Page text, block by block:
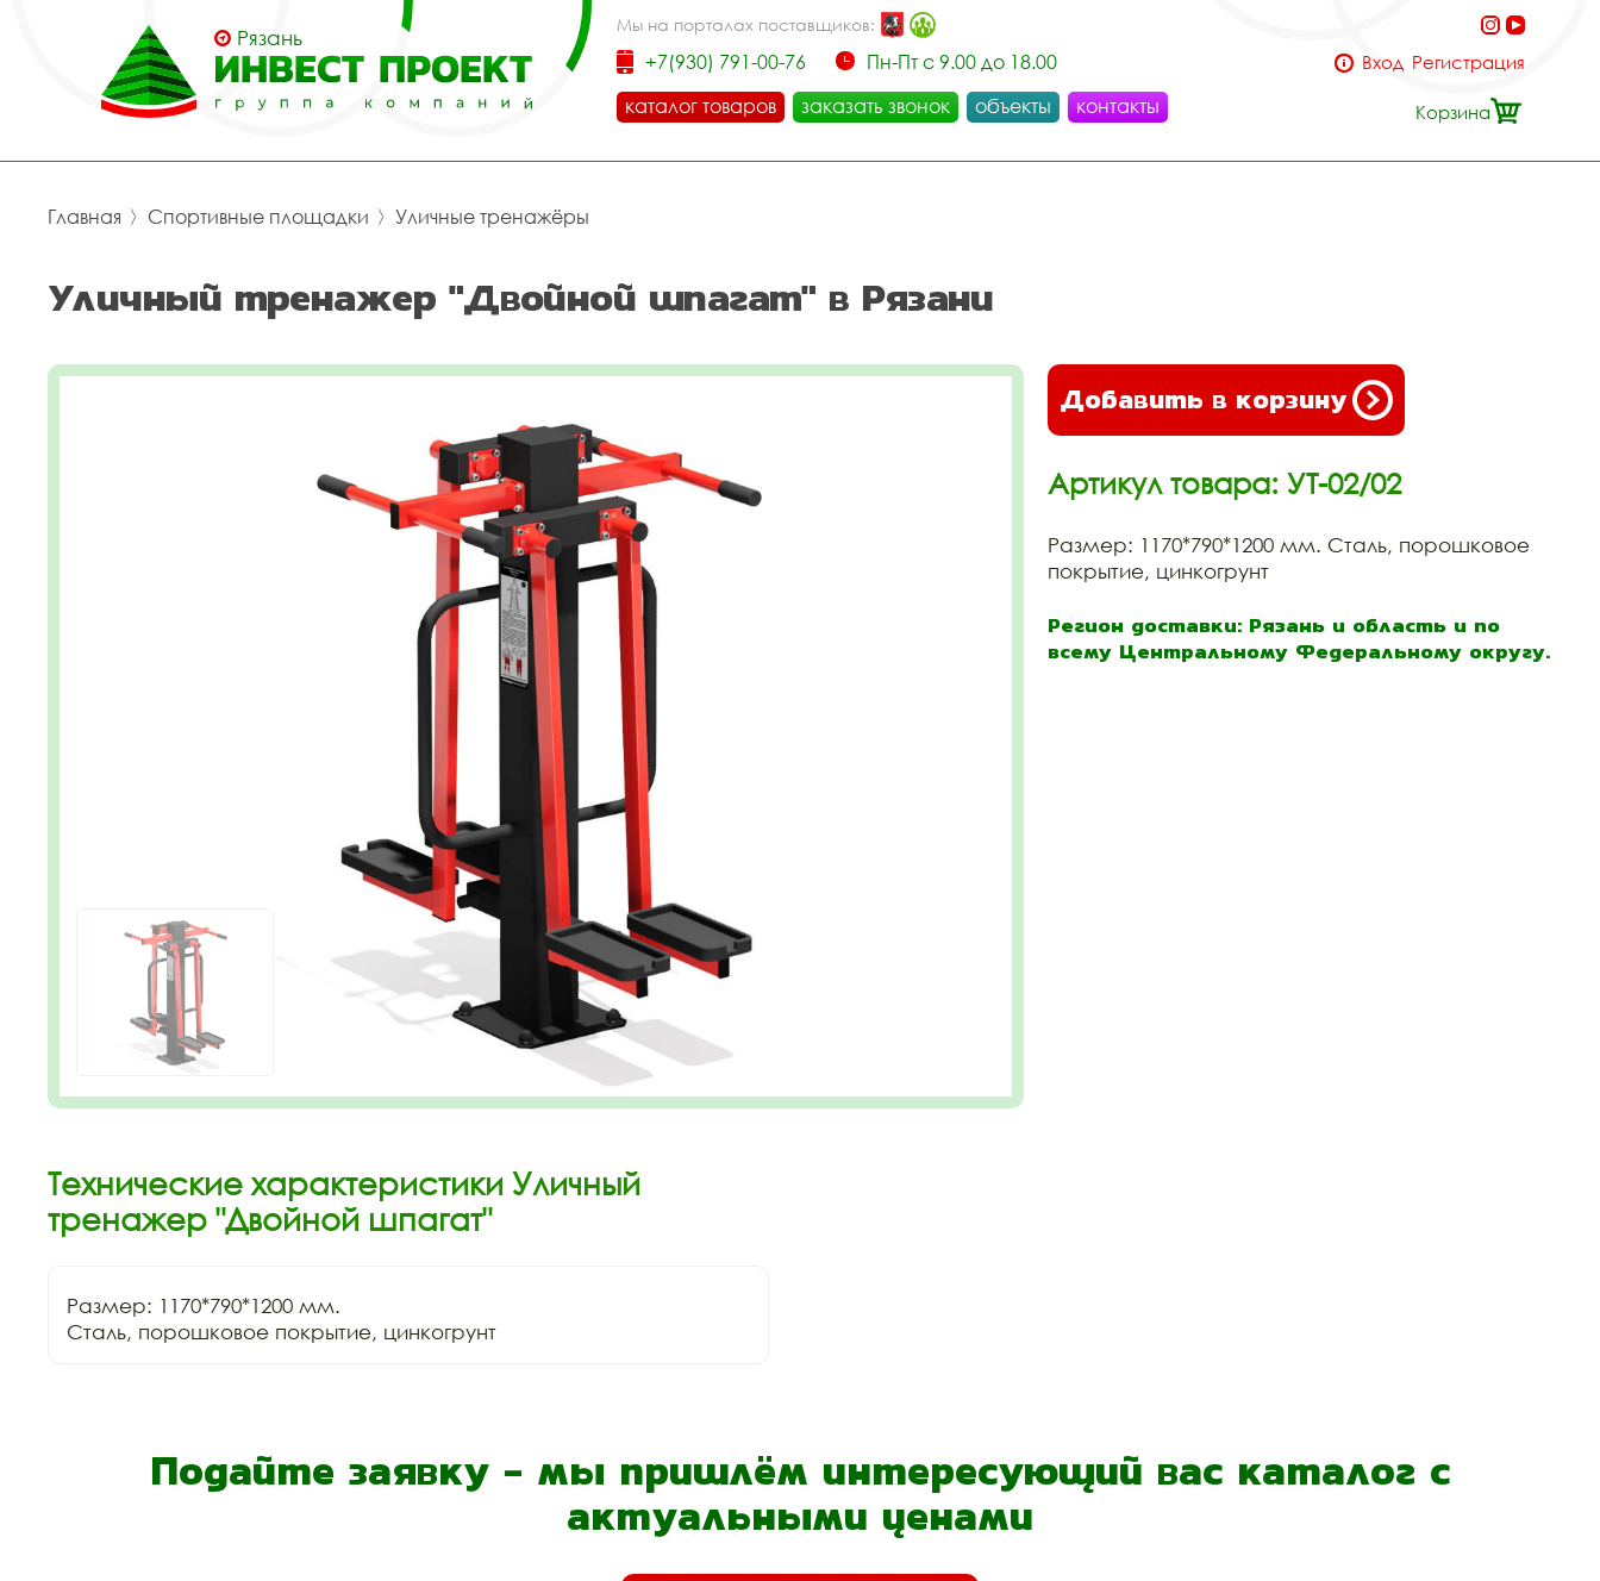
Рязань
Мы на порталах поставщиков:
+7(930) 791-00-76
Пн-Пт с 9.00 до 18.00
каталог товаров
заказать звонок объекты контакты
Вход Регистрация
Корзина
Главная 〉 Спортивные площадки 〉 Уличные тренажёры
Уличный тренажер "Двойной шпагат" в Рязани
Добавить в корзину
Артикул товара: УТ-02/02
Размер: 1170*790*1200 мм. Сталь, порошковое
покрытие, цинкогрунт
Регион доставки: Рязань и область и по
всему Центральному Федеральному округу.
Технические характеристики Уличный
тренажер "Двойной шпагат"
Размер: 1170*790*1200 мм.
Сталь, порошковое покрытие, цинкогрунт
Подайте заявку - мы пришлём интересующий вас каталог с
актуальными ценами